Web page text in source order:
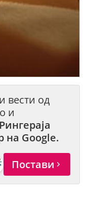
вести од
и
Рингераја
на Google.
Постави